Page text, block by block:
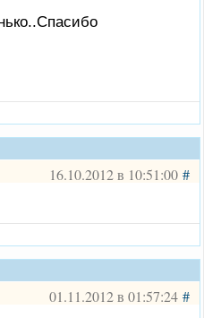
16.10.2012 в 10:51:00#
01.11.2012 в 01:57:24#